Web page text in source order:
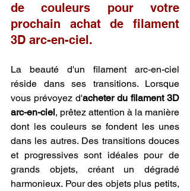
de couleurs pour votre
prochain achat de filament
3D arc-en-ciel.
La beauté d'un filament arc-en-ciel
réside dans ses transitions. Lorsque
vous prévoyez d'acheter du filament 3D
arc-en-ciel, prêtez attention à la manière
dont les couleurs se fondent les unes
dans les autres. Des transitions douces
et progressives sont idéales pour de
grands objets, créant un dégradé
harmonieux. Pour des objets plus petits,